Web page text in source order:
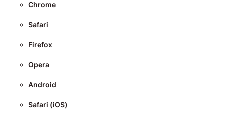
Chrome
Safari
Firefox
Opera
Android
Safari (iOS)